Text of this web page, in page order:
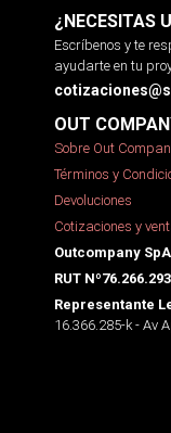
¿NECESITAS
Escríbenos y te
ayudarte en tu
OUT
Sobre Out
Términos y
Devoluciones
Cotizaciones y
Outcompany SpA
RUT
Representante
16.366.285-k - Av